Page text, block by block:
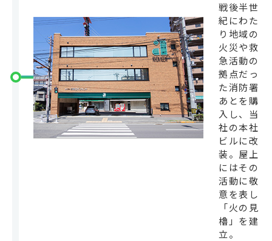
戦後半世
紀にわた
り地域の
火災や救
急活動の
拠点だっ
た消防署
あとを購
入し、当
社の本社
ビルに改
装。屋上
にはその
活動に敬
意を表し
「火の見
櫓」を建
立。